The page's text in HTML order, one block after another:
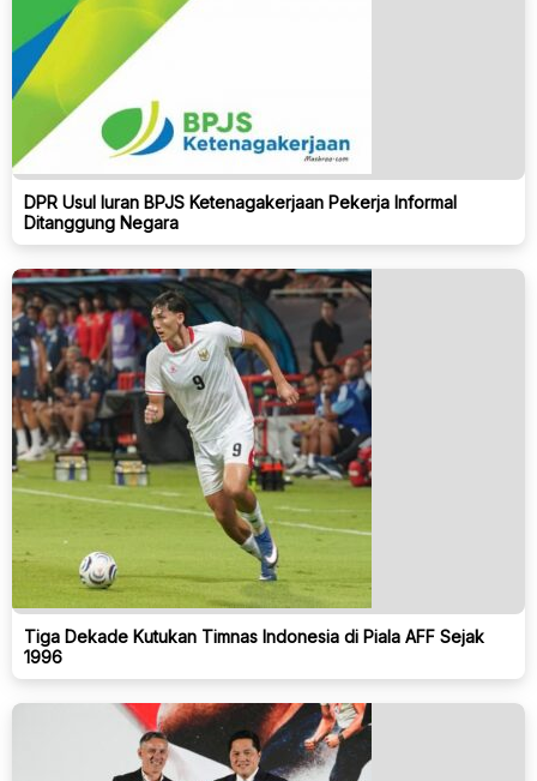
DPR Usul Iuran BPJS Ketenagakerjaan Pekerja Informal
Ditanggung Negara
Tiga Dekade Kutukan Timnas Indonesia di Piala AFF Sejak
1996